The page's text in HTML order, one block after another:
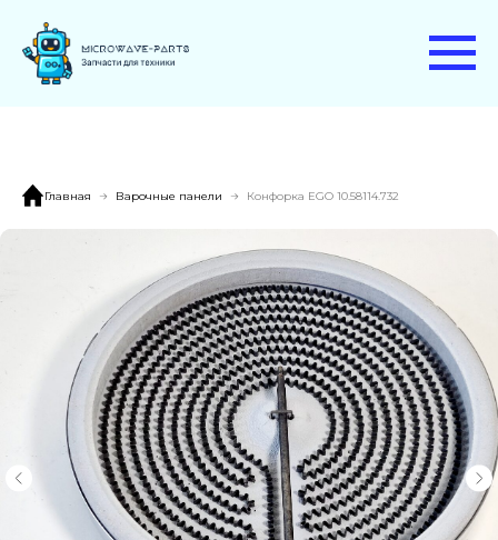
Главная Варочные панели Конфорка EGO 10.58114.732